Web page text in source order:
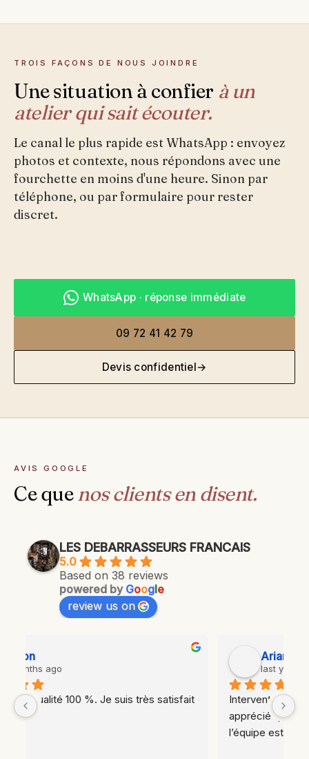
TROIS FAÇONS DE NOUS JOINDRE
Une situation à confier à un
atelier qui sait écouter.
Le canal le plus rapide est WhatsApp : envoyez
photos et contexte, nous répondons avec une
fourchette en moins d'une heure. Sinon par
téléphone, ou par formulaire pour rester
discret.
WhatsApp · réponse immédiate
09 72 41 42 79
Devis confidentiel→
AVIS GOOGLE
Ce que nos clients en disent.
LES DEBARRASSEURS FRANCAIS
5.0
Based on 38 reviews
powered by Google
review us on
Intervention rapide, résultat propre (j’ai
apprécié qu'un coup de balai ait été donné),